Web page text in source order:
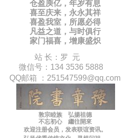
仓盈庾亿，年岁有息
喜至庆来，永永其祥
喜盈我室，所愿必得
凡益之道，与时俱行
家门福喜，增康盛炽
站 长：罗 元
微信号：134 3536 5888
QQ邮箱 ： 251547599@qq.com
敦宗睦族 弘揚祖德
不忘初心 繼往開來
欢迎注册会员， 发表联谊资讯。